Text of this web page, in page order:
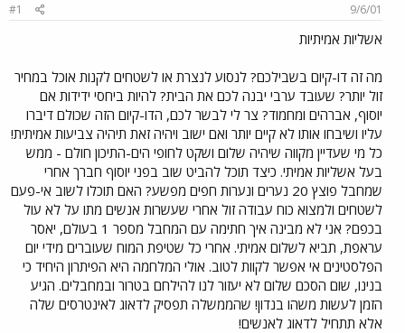
ש
א
ר
9/6/01
#1
אשליות אמיתיות
מה זה דו-קיום בשבילכם? לנסוע לנצרת או לשטחים לקנות אוכל במחיר
זול יותר? שעובד ערבי יבנה לכם את הבית? להיות ביחסי ידידות אם
יוסוף, אברהים ומחמוד? צר לי לבשר לכם, הדו-קיום הזה שכולם דיברו
עליו ושיבחו אותו לא קיים יותר ואם ישוב ויהיה זאת תיהיה צביעות אמיתית!
כל מי שעדיין מקווה שיהיה שלום ושקט לחופי הים-התיכון חולם - ממש
בעל אשליות אמיתי. כיצד תוכל להביט שוב בפני יוסוף חברך אחרי
שמחבל פוצץ 20 נערים ונערות חפים מפשע? האם תוכלו לשוב אי-פעם
לשטחים ולמצוא כוח עבודה זול אחרי שעשרות אנשים מתו על לא עול
בכפם? אני לא מבינה איך חתימה עם המחבל מספר 1 בעולם, יאסר
עראפת, תביא לשלום אמיתי. אחרי כל שטיפת המוח שעוברים מידי יום
הפלסטינים אי אפשר לקוות לטוב. אולי המלחמה היא הפיתרון היחיד כי
בנינו, שום הסכם שלום לא יעזור לנו להילחם בטרור ובמחבלים. הגיע
הזמן לעשות משהו בנדון! שהממשלה תפסיק לדאוג לאינטרסים שלה
אלא תתחיל לדאוג לאנשים!